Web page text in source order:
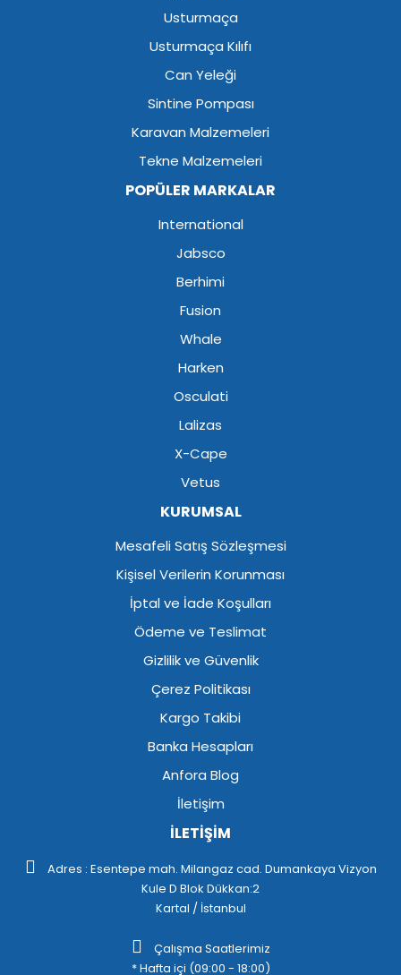
Usturmaça
Usturmaça Kılıfı
Can Yeleği
Sintine Pompası
Karavan Malzemeleri
Tekne Malzemeleri
POPÜLER MARKALAR
International
Jabsco
Berhimi
Fusion
Whale
Harken
Osculati
Lalizas
X-Cape
Vetus
KURUMSAL
Mesafeli Satış Sözleşmesi
Kişisel Verilerin Korunması
İptal ve İade Koşulları
Ödeme ve Teslimat
Gizlilik ve Güvenlik
Çerez Politikası
Kargo Takibi
Banka Hesapları
Anfora Blog
İletişim
İLETİŞİM
Adres : Esentepe mah. Milangaz cad. Dumankaya Vizyon
Kule D Blok Dükkan:2
Kartal / İstanbul
Çalışma Saatlerimiz
* Hafta içi (09:00 - 18:00)